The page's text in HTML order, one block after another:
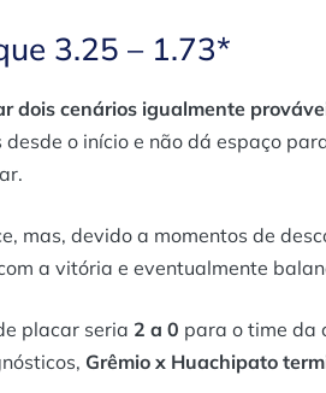
3.25 – 1.73*
dois cenários igualmente
o início e não dá espaço
mas, devido a momentos de
a vitória e eventualmente
placar seria 2 a 0 para o time da
Grêmio x Huachipato